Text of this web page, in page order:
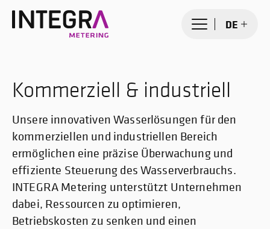
DE
Kommerziell & industriell
Unsere innovativen Wasserlösungen für den
kommerziellen und industriellen Bereich
ermöglichen eine präzise Überwachung und
effiziente Steuerung des Wasserverbrauchs.
INTEGRA Metering unterstützt Unternehmen
dabei, Ressourcen zu optimieren,
Betriebskosten zu senken und einen